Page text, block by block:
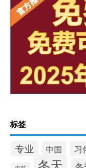
标签
专业 中国 习